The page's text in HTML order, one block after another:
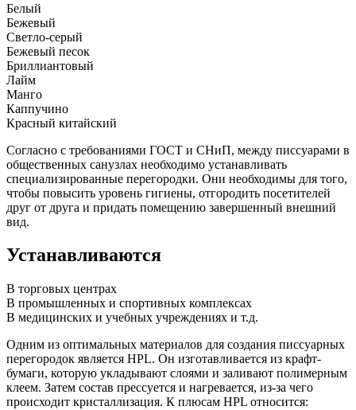
Белый
Бежевый
Светло-серый
Бежевый песок
Бриллиантовый
Лайм
Манго
Каппучино
Красный китайский
Согласно с требованиями ГОСТ и СНиП, между писсуарами в
общественных санузлах необходимо устанавливать
специализированные перегородки. Они необходимы для того,
чтобы повысить уровень гигиены, отгородить посетителей
друг от друга и придать помещению завершенный внешний
вид.
Устанавливаются
В торговых центрах
В промышленных и спортивных комплексах
В медицинских и учебных учреждениях и т.д.
Одним из оптимальных материалов для создания писсуарных
перегородок является HPL. Он изготавливается из крафт-
бумаги, которую укладывают слоями и заливают полимерным
клеем. Затем состав прессуется и нагревается, из-за чего
происходит кристаллизация. К плюсам HPL относится: